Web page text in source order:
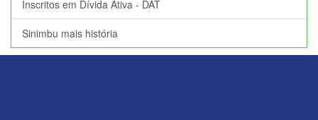
Inscritos em Dívida Ativa - DAT
Sinimbu mais história